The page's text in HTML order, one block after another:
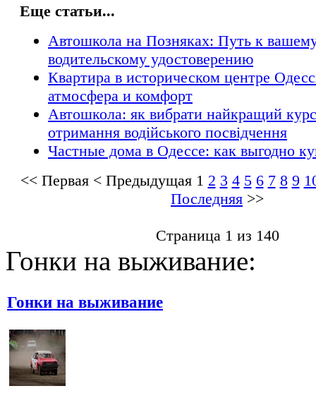
Еще статьи...
Автошкола на Позняках: Путь к
водительскому удостоверению
Квартира в историческом центре
атмосфера и комфорт
Автошкола: як вибрати найкращий
отримання водійського посвідчення
Частные дома в Одессе: как выгодно
<< Первая< Предыдущая 1 2 3 4 5 6 7 8 9
Последняя >>
Страница 1 из 140
Гонки на выживание:
Гонки на выживание